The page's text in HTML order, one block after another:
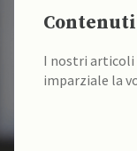
I nostri articoli
imparziale la